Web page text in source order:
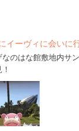
イーヴィに会いに
のはな館敷地内サ